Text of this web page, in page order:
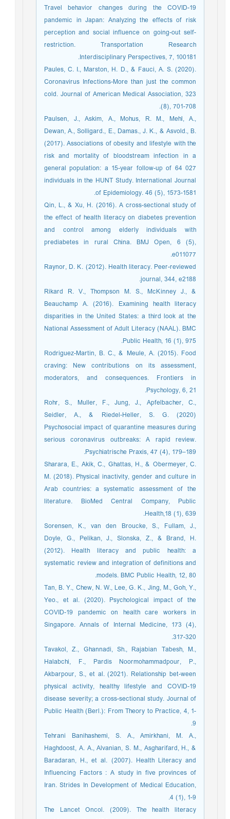
Travel behavior changes during the COVID-19
pandemic in Japan: Analyzing the effects of risk
perception and social influence on going-out self-
restriction. Transportation Research
Interdisciplinary Perspectives, 7, 100181.
Paules, C. I., Marston, H. D., & Fauci, A. S. (2020).
Coronavirus Infections-More than just the common
cold. Journal of American Medical Association, 323
(8), 701-708.
Paulsen, J., Askim, A., Mohus, R. M., Mehl, A.,
Dewan, A., Solligard., E., Damas., J. K., & Asvold., B.
(2017). Associations of obesity and lifestyle with the
risk and mortality of bloodstream infection in a
general population: a 15-year follow-up of 64 027
individuals in the HUNT Study. International Journal
of Epidemiology. 46 (5), 1573-1581.
Qin, L., & Xu, H. (2016). A cross-sectional study of
the effect of health literacy on diabetes prevention
and control among elderly individuals with
prediabetes in rural China. BMJ Open, 6 (5),
e011077.
Raynor, D. K. (2012). Health literacy. Peer-reviewed
journal, 344, e2188.
Rikard R. V., Thompson M. S., McKinney J., &
Beauchamp A. (2016). Examining health literacy
disparities in the United States: a third look at the
National Assessment of Adult Literacy (NAAL). BMC
Public Health, 16 (1), 975.
Rodriguez-Martin, B. C., & Meule, A. (2015). Food
craving: New contributions on its assessment,
moderators, and consequences. Frontiers in
Psychology, 6, 21.
Rohr, S., Muller, F., Jung, J., Apfelbacher, C.,
Seidler, A., & Riedel-Heller, S. G. (2020)
Psychosocial impact of quarantine measures during
serious coronavirus outbreaks: A rapid review.
Psychiatrische Praxis, 47 (4), 179–189.
Sharara, E., Akik, C., Ghattas, H., & Obermeyer, C.
M. (2018). Physical inactivity, gender and culture in
Arab countries: a systematic assessment of the
literature. BioMed Central Company, Public
Health,18 (1), 639.
Sorensen, K., van den Broucke, S., Fullam, J.,
Doyle, G., Pelikan, J., Slonska, Z., & Brand, H.
(2012). Health literacy and public health: a
systematic review and integration of definitions and
models. BMC Public Health, 12, 80.
Tan, B. Y., Chew, N. W., Lee, G. K., Jing, M., Goh, Y.,
Yeo., et al. (2020). Psychological impact of the
COVID-19 pandemic on health care workers in
Singapore. Annals of Internal Medicine, 173 (4),
317-320.
Tavakol, Z., Ghannadi, Sh., Rajabian Tabesh, M.,
Halabchi, F., Pardis Noormohammadpour, P.,
Akbarpour, S., et al. (2021). Relationship bet-ween
physical activity, healthy lifestyle and COVID-19
disease severity; a cross-sectional study. Journal of
Public Health (Berl.): From Theory to Practice, 4, 1-
9.
Tehrani Banihashemi, S. A., Amirkhani, M. A.,
Haghdoost, A. A., Alvanian, S. M., Asgharifard, H., &
Baradaran, H., et al. (2007). Health Literacy and
Influencing Factors : A study in five provinces of
Iran. Strides In Development of Medical Education,
4 (1), 1-9.
The Lancet Oncol. (2009). The health literacy